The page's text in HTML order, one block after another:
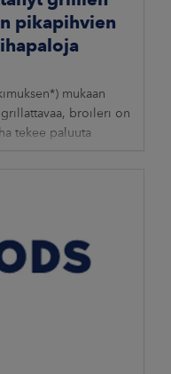
pikapihvien
mukaan
broileri on
tekee paluuta